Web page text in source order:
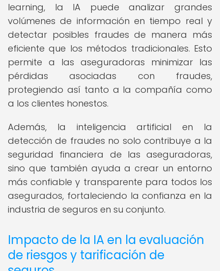
learning, la IA puede analizar grandes
volúmenes de información en tiempo real y
detectar posibles fraudes de manera más
eficiente que los métodos tradicionales. Esto
permite a las aseguradoras minimizar las
pérdidas asociadas con fraudes,
protegiendo así tanto a la compañía como
a los clientes honestos.
Además, la inteligencia artificial en la
detección de fraudes no solo contribuye a la
seguridad financiera de las aseguradoras,
sino que también ayuda a crear un entorno
más confiable y transparente para todos los
asegurados, fortaleciendo la confianza en la
industria de seguros en su conjunto.
Impacto de la IA en la evaluación
de riesgos y tarificación de